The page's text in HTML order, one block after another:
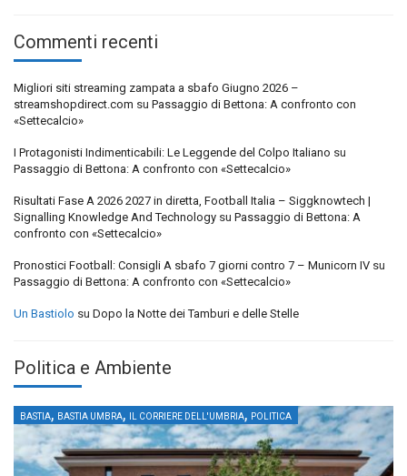
Commenti recenti
Migliori siti streaming zampata a sbafo Giugno 2026 –
streamshopdirect.com su Passaggio di Bettona: A confronto con
«Settecalcio»
I Protagonisti Indimenticabili: Le Leggende del Colpo Italiano su
Passaggio di Bettona: A confronto con «Settecalcio»
Risultati Fase A 2026 2027 in diretta, Football Italia – Siggknowtech |
Signalling Knowledge And Technology su Passaggio di Bettona: A
confronto con «Settecalcio»
Pronostici Football: Consigli A sbafo 7 giorni contro 7 – Municorn IV su
Passaggio di Bettona: A confronto con «Settecalcio»
Un Bastiolo su Dopo la Notte dei Tamburi e delle Stelle
Politica e Ambiente
BASTIA, BASTIA UMBRA, IL CORRIERE DELL'UMBRIA, POLITICA